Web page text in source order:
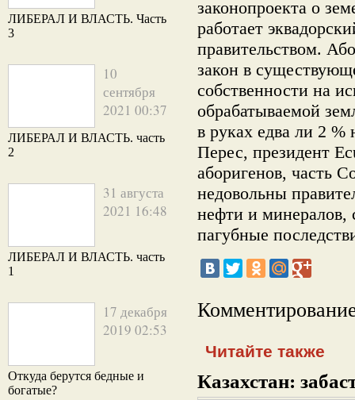
ЛИБЕРАЛ И ВЛАСТЬ. Часть
3
10
сентября
2021 00:37
ЛИБЕРАЛ И ВЛАСТЬ. часть
2
31 августа
2021 16:48
ЛИБЕРАЛ И ВЛАСТЬ. часть
1
17 декабря
2019 02:53
Откуда берутся бедные и
богатые?
законопроекта о
работает
правительством.
закон в
собственности на
обрабатываемой
в руках едва ли 2 %
Перес, президент
аборигенов, часть
недовольны
нефти и минералов,
пагубные
Читайте также
Казахстан: